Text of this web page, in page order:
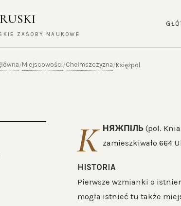
ZASOBY NAUKOWE
/Miejscowości/Chełmszczyzna/Księżpol
К НЯЖПІЛЬ(pol.
zamieszkiwało 664
HISTORIA
Pierwsze wzmianki o
mogła istnieć tu także